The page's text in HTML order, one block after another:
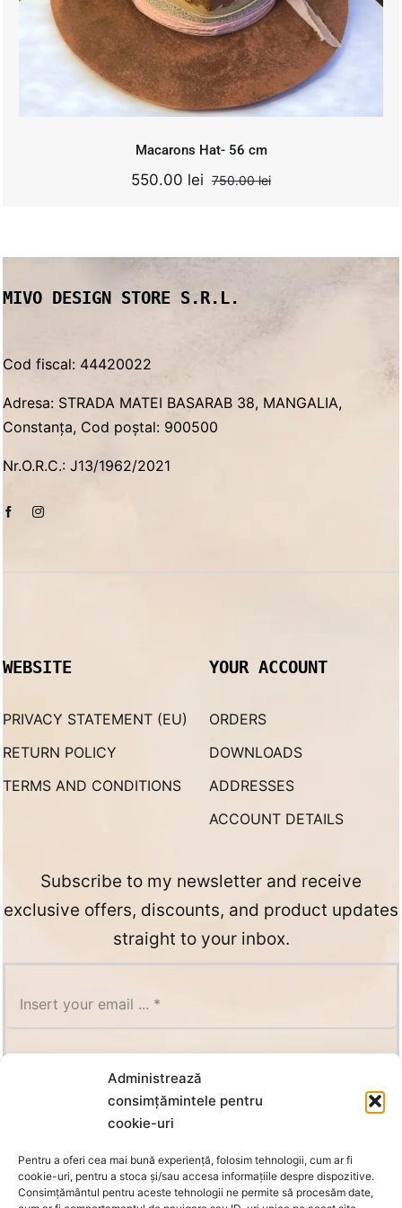
Administrează
consimțămintele pentru
cookie-uri
Pentru a oferi cea mai bună experiență, folosim tehnologii, cum ar fi
cookie-uri, pentru a stoca și/sau accesa informațiile despre dispozitive.
Consimțământul pentru aceste tehnologii ne permite să procesăm date,
was:
750.00 lei.
is:
550.00 lei.
Add to cartDetails
Macarons Hat- 56 cm
750.00leiOriginal
550.00 lei
Current
MIVO DESIGN STORE S.R.L.
Cod fiscal: 44420022
Adresa: STRADA MATEI BASARAB 38, MANGALIA,
Constanța, Cod poștal: 900500
Nr.O.R.C.: J13/1962/2021
WEBSITE
PRIVACY STATEMENT (EU)
RETURN POLICY
TERMS AND CONDITIONS
YOUR ACCOUNT
ORDERS
DOWNLOADS
ADDRESSES
ACCOUNT DETAILS
Subscribe to my newsletter and receive
exclusive offers, discounts, and product updates
straight to your inbox.
SUBSCRIBE